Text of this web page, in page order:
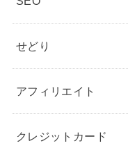
せどり
アフィリエイト
クレジットカード